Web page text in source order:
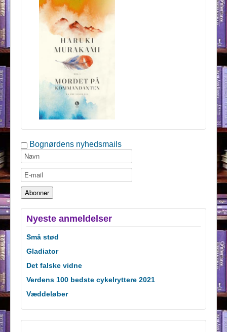
Bognørdens nyhedsmails
Nyeste anmeldelser
Små stød
Gladiator
Det falske vidne
Verdens 100 bedste cykelryttere 2021
Væddeløber